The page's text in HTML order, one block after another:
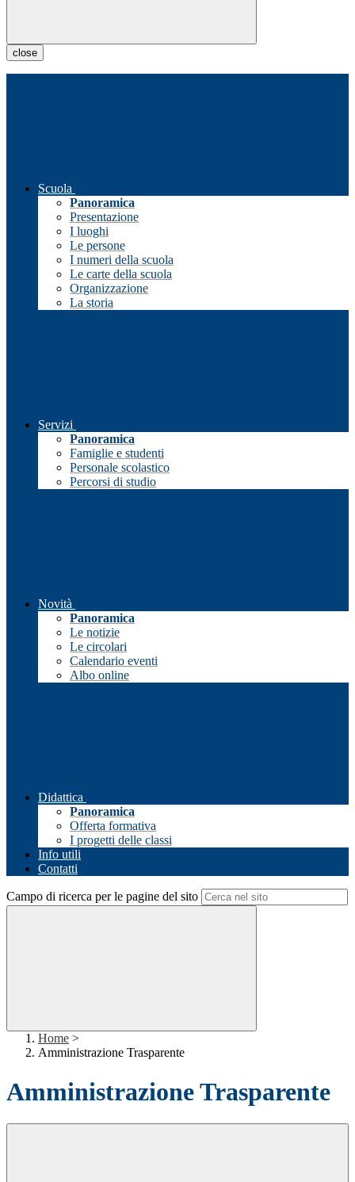
close
Scuola
Panoramica
Presentazione
I luoghi
Le persone
I numeri della scuola
Le carte della scuola
Organizzazione
La storia
Servizi
Panoramica
Famiglie e studenti
Personale scolastico
Percorsi di studio
Novità
Panoramica
Le notizie
Le circolari
Calendario eventi
Albo online
Didattica
Panoramica
Offerta formativa
I progetti delle classi
Info utili
Contatti
Campo di ricerca per le pagine del sito
Home >
Amministrazione Trasparente
Amministrazione Trasparente